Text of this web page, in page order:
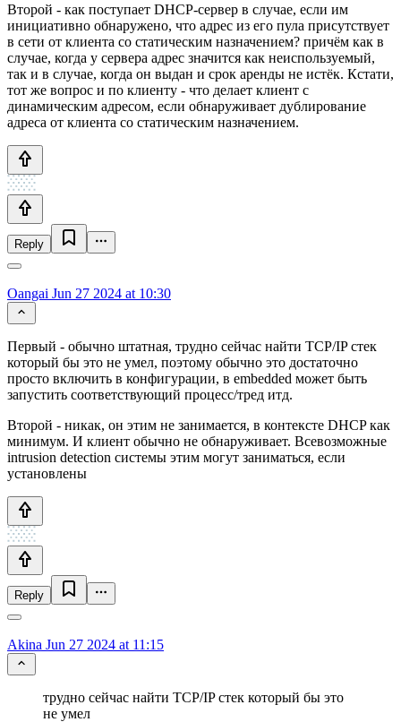
Второй - как поступает DHCP-сервер в случае, если им
инициативно обнаружено, что адрес из его пула присутствует
в сети от клиента со статическим назначением? причём как в
случае, когда у сервера адрес значится как неиспользуемый,
так и в случае, когда он выдан и срок аренды не истёк. Кстати,
тот же вопрос и по клиенту - что делает клиент с
динамическим адресом, если обнаруживает дублирование
адреса от клиента со статическим назначением.
Reply
Oangai Jun 27 2024 at 10:30
Первый - обычно штатная, трудно сейчас найти TCP/IP стек
который бы это не умел, поэтому обычно это достаточно
просто включить в конфигурации, в embedded может быть
запустить соответствующий процесс/тред итд.
Второй - никак, он этим не занимается, в контексте DHCP как
минимум. И клиент обычно не обнаруживает. Всевозможные
intrusion detection системы этим могут заниматься, если
установлены
Reply
Akina Jun 27 2024 at 11:15
трудно сейчас найти TCP/IP стек который бы это
не умел